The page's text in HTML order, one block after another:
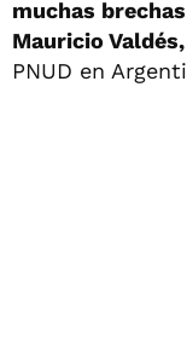
muchas
Mauricio Valdés,
PNUD en